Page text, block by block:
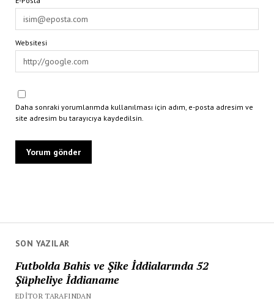
SON YAZILAR
Futbolda Bahis ve Şike İddialarında 52
Şüpheliye İddianame
EDITOR TARAFINDAN
Websitesi
Daha sonraki yorumlarımda kullanılması için adım, e-posta adresim ve
site adresim bu tarayıcıya kaydedilsin.